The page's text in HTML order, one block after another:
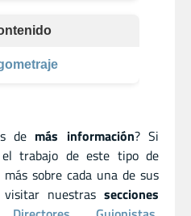
de más información? Si
trabajo de este tipo de
sobre cada una de sus
nuestras secciones